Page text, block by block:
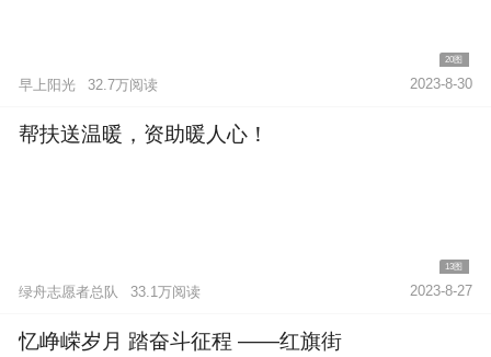
20图
早上阳光 32.7万阅读 2023-8-30
帮扶送温暖，资助暖人心！
13图
绿舟志愿者总队 33.1万阅读 2023-8-27
忆峥嵘岁月 踏奋斗征程 ——红旗街